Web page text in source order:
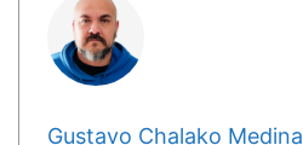
Gustavo Chalako Medina